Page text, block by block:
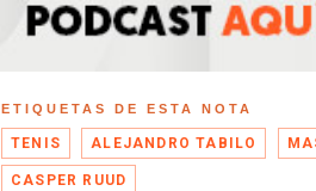
ETIQUETAS DE ESTA NOTA
TENIS ALEJANDRO TABILO
CASPER RUUD